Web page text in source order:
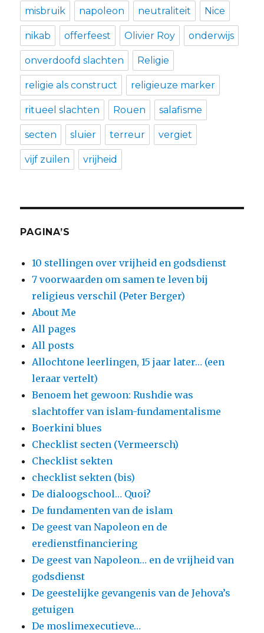
misbruik napoleon neutraliteit Nice
nikab offerfeest Olivier Roy onderwijs
onverdoofd slachten Religie
religie als construct religieuze marker
ritueel slachten Rouen salafisme
secten sluier terreur vergiet
vijf zuilen vrijheid
PAGINA’S
10 stellingen over vrijheid en godsdienst
7 voorwaarden om samen te leven bij
religieus verschil (Peter Berger)
About Me
All pages
All posts
Allochtone leerlingen, 15 jaar later… (een
leraar vertelt)
Benoem het gewoon: Rushdie was
slachtoffer van islam-fundamentalisme
Boerkini blues
Checklist secten (Vermeersch)
Checklist sekten
checklist sekten (bis)
De dialoogschool… Quoi?
De fundamenten van de islam
De geest van Napoleon en de
eredienstfinanciering
De geest van Napoleon… en de vrijheid van
godsdienst
De geestelijke gevangenis van de Jehova’s
getuigen
De moslimexecutieve…